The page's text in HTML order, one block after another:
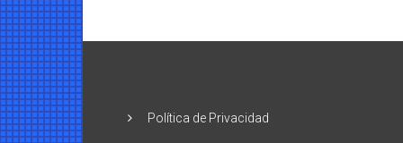
Política de Privacidad